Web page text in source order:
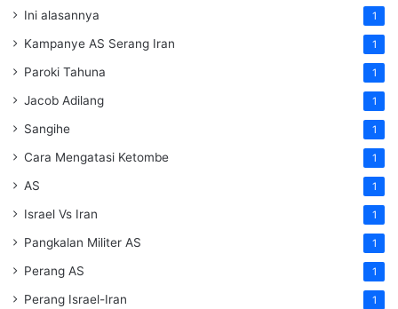
Ini alasannya 1
Kampanye AS Serang Iran 1
Paroki Tahuna 1
Jacob Adilang 1
Sangihe 1
Cara Mengatasi Ketombe 1
AS 1
Israel Vs Iran 1
Pangkalan Militer AS 1
Perang AS 1
Perang Israel-Iran 1